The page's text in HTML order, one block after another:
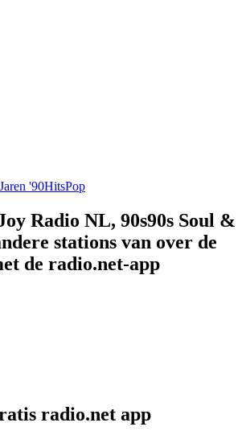
Jaren '90HitsPop
Radio NL, 90s90s Soul &
stations van over de
de radio.net-app
radio.net app